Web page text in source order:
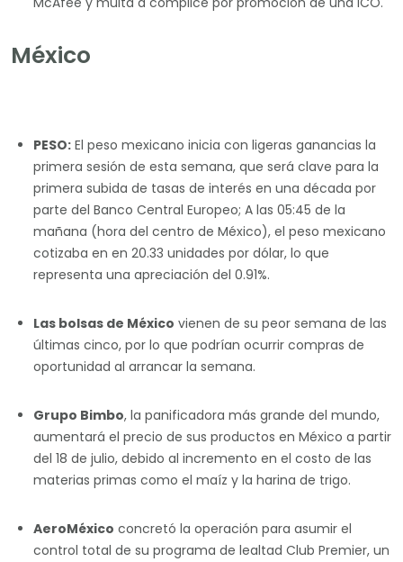
México
PESO: El peso mexicano inicia con ligeras ganancias la
primera sesión de esta semana, que será clave para la
primera subida de tasas de interés en una década por
parte del Banco Central Europeo; A las 05:45 de la
mañana (hora del centro de México), el peso mexicano
cotizaba en en 20.33 unidades por dólar, lo que
representa una apreciación del 0.91%.
Las bolsas de México vienen de su peor semana de las
últimas cinco, por lo que podrían ocurrir compras de
oportunidad al arrancar la semana.
Grupo Bimbo, la panificadora más grande del mundo,
aumentará el precio de sus productos en México a partir
del 18 de julio, debido al incremento en el costo de las
materias primas como el maíz y la harina de trigo.
AeroMéxico concretó la operación para asumir el
control total de su programa de lealtad Club Premier, un